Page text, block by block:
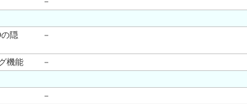
隠
－
機能
－
－